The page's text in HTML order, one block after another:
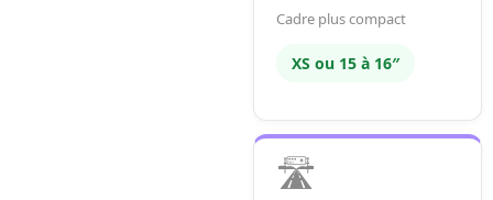
Cadre plus compact
XS ou 15 à 16″
🛣️